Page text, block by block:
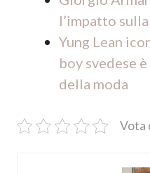
l’impatto
Yung Lean
boy svedese
della moda
Vota